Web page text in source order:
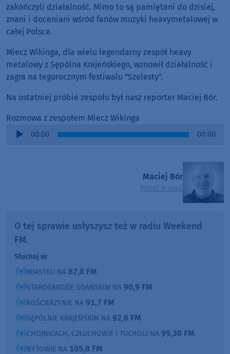
zakończyli działalność. Mimo to są pamiętani do dzisiaj,
znani i doceniani wśród fanów muzyki heavymetalowej w
całej Polsce.
Miecz Wikinga, dla wielu legendarny zespół heavy
metalowy z Sępólna Krajeńskiego, wznowił działalność i
zagra na tegorocznym festiwalu "Szelesty".
Na ostatniej próbie zespołu był nasz reporter Maciej Bór.
Rozmowa z zespołem Miecz Wikinga
Audio
00:00 00:00
Maciej Bór
Pokaż e-mail
O tej sprawie usłyszysz też w radiu Weekend
FM.
Słuchaj w:
MIASTKU NA 87,8 FM
STAROGARDZIE GDAŃSKIM NA 90,9 FM
KOŚCIERZYNIE NA 91,7 FM
SĘPÓLNIE KRAJEŃSKIM NA 92,6 FM
CHOJNICACH, CZŁUCHOWIE I TUCHOLI NA 99,30 FM
BYTOWIE NA 105,8 FM